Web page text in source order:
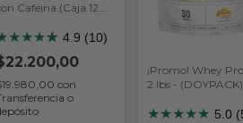
Cafeina (Caja 12
★★★★
★ 4.9 (10)
con
o
¡Promo! Whey
2 lbs - (DOYPACK)
★★★★★ 5.0